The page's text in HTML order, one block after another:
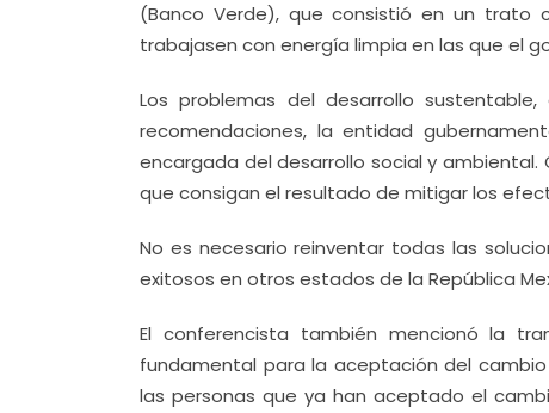
(Banco Verde), que consistió en un trato
trabajasen con energía limpia en las que el
Los problemas del desarrollo
recomendaciones, la entidad
encargada del desarrollo social y
que consigan el resultado de mitigar los
No es necesario reinventar todas las
exitosos en otros estados de la República
El conferencista también mencionó la
fundamental para la aceptación del
las personas que ya han aceptado el